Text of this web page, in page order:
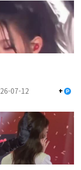
26-07-12 +